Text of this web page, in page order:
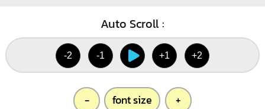
Auto Scroll :
-2 -1 +1 +2
- font size +